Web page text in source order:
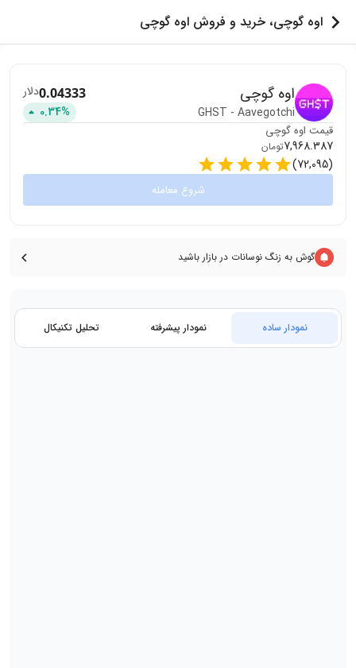
اوه گوچی، خرید و فروش اوه گوچی
اوه گوچی
GHST - Aavegotchi
0.04333دلار
0.34%
قیمت اوه گوچی
7,968.387تومان
(
72,095
)
شروع معامله
گوش به زنگ نوسانات در بازار باشید
نمودار ساده نمودار پیشرفته تحلیل تکنیکال